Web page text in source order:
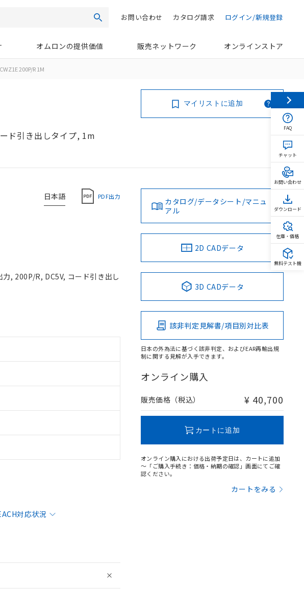
検索 ログイン/新規登録
カタログ請求
お問い合わせ
オムロンの提供価値 販売ネットワーク オンラインストア
200P/R 1M
ド引き出しタイプ, 1m
マイリストに追加
日本語 PDF出力
, 200P/R, DC5V, コード引き出し
対応状況
カタログ/データシート/マニュ
アル
2D CADデータ
3D CADデータ
該非判定見解書/項目別対比表
日本の外為法に基づく該非判定、およびEAR再輸出規
制に関する見解が入手できます。
オンライン購入
販売価格（税込） ¥ 40,700
カートに追加
オンライン購入における出荷予定日は、カートに追加
～「ご購入手続き：価格・納期の確認」画面にてご確
認ください。
カートをみる
FAQ
チャット
お問い合わせ
ダウンロード
在庫・価格
無料テスト機